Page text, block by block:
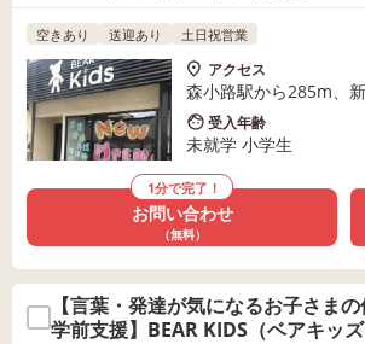
空きあり 送迎あり 土日祝営業
アクセス
森小路駅から285m、
受入年齢
未就学 小学生
1分で完了！
お問い合わせ
（無料）
【言葉・発達が気になるお子さま
学前支援】BEAR KIDS（ベアキッ